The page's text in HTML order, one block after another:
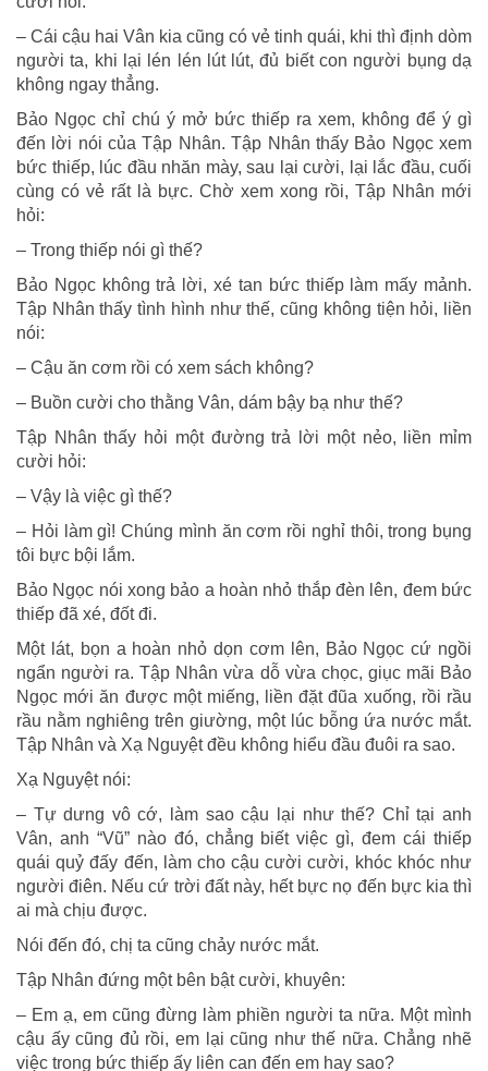
– Cái cậu hai Vân kia cũng có vẻ tinh quái, khi thì định dòm
người ta, khi lại lén lén lút lút, đủ biết con người bụng dạ
không ngay thẳng.
Bảo Ngọc chỉ chú ý mở bức thiếp ra xem, không để ý gì
đến lời nói của Tập Nhân. Tập Nhân thấy Bảo Ngọc xem
bức thiếp, lúc đầu nhăn mày, sau lại cười, lại lắc đầu, cuối
cùng có vẻ rất là bực. Chờ xem xong rồi, Tập Nhân mới
hỏi:
– Trong thiếp nói gì thế?
Bảo Ngọc không trả lời, xé tan bức thiếp làm mấy mảnh.
Tập Nhân thấy tình hình như thế, cũng không tiện hỏi, liền
nói:
– Cậu ăn cơm rồi có xem sách không?
– Buồn cười cho thằng Vân, dám bậy bạ như thế?
Tập Nhân thấy hỏi một đường trả lời một nẻo, liền mỉm
cười hỏi:
– Vậy là việc gì thế?
– Hỏi làm gì! Chúng mình ăn cơm rồi nghỉ thôi, trong bụng
tôi bực bội lắm.
Bảo Ngọc nói xong bảo a hoàn nhỏ thắp đèn lên, đem bức
thiếp đã xé, đốt đi.
Một lát, bọn a hoàn nhỏ dọn cơm lên, Bảo Ngọc cứ ngồi
ngẩn người ra. Tập Nhân vừa dỗ vừa chọc, giục mãi Bảo
Ngọc mới ăn được một miếng, liền đặt đũa xuống, rồi rầu
rầu nằm nghiêng trên giường, một lúc bỗng ứa nước mắt.
Tập Nhân và Xạ Nguyệt đều không hiểu đầu đuôi ra sao.
Xạ Nguyệt nói:
– Tự dưng vô cớ, làm sao cậu lại như thế? Chỉ tại anh
Vân, anh “Vũ” nào đó, chẳng biết việc gì, đem cái thiếp
quái quỷ đấy đến, làm cho cậu cười cười, khóc khóc như
người điên. Nếu cứ trời đất này, hết bực nọ đến bực kia thì
ai mà chịu được.
Nói đến đó, chị ta cũng chảy nước mắt.
Tập Nhân đứng một bên bật cười, khuyên:
– Em ạ, em cũng đừng làm phiền người ta nữa. Một mình
cậu ấy cũng đủ rồi, em lại cũng như thế nữa. Chẳng nhẽ
việc trong bức thiếp ấy liên can đến em hay sao?